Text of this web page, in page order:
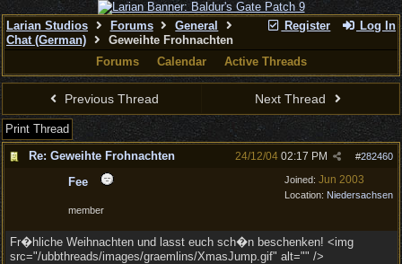
Register Log In
Larian Studios Forums
General
Chat (German)
Geweihte Frohnachten
Forums
Calendar Active Threads
Previous Thread Next Thread
Print Thread
Re: Geweihte Frohnachten
#282460
24/12/04 02:17 PM
Joined: Jun 2003
Location: Niedersachsen
Fee
member
Fr�hliche Weihnachten und lasst euch sch�n beschenken! <img
src="/ubbthreads/images/graemlins/XmasJump.gif" alt="" />